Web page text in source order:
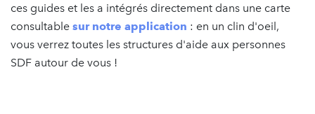
ces guides et les a intégrés directement dans une carte
consultable sur notre application : en un clin d'oeil,
vous verrez toutes les structures d'aide aux personnes
SDF autour de vous !